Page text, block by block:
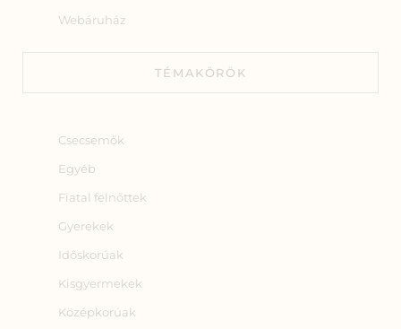
Webáruház
TÉMAKÖRÖK
Csecsemők
Egyéb
Fiatal felnőttek
Gyerekek
Időskorúak
Kisgyermekek
Középkorúak